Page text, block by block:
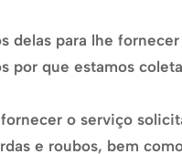
delas para lhe
que estamos
o serviço
e roubos, bem